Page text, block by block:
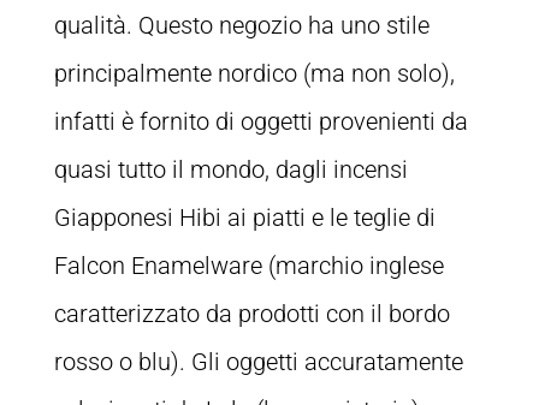
qualità. Questo negozio ha uno stile
principalmente nordico (ma non solo),
infatti è fornito di oggetti provenienti da
quasi tutto il mondo, dagli incensi
Giapponesi Hibi ai piatti e le teglie di
Falcon Enamelware (marchio inglese
caratterizzato da prodotti con il bordo
rosso o blu). Gli oggetti accuratamente